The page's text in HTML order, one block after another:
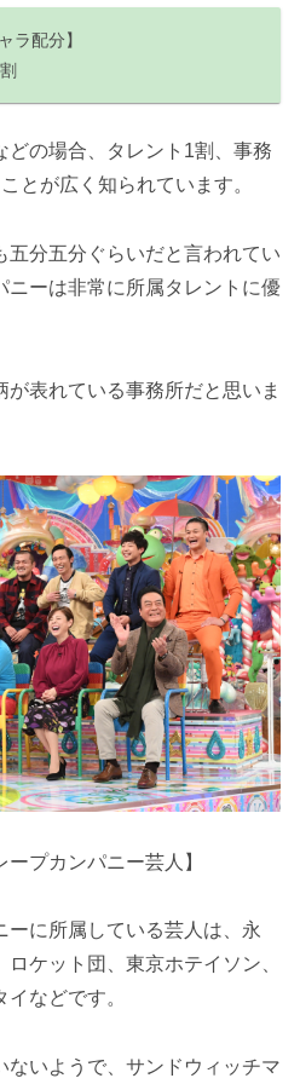
ラ配分】
どの場合、タレント1割、事務
とが広く知られています。
五分五分ぐらいだと言われてい
ニーは非常に所属タレントに優
表れている事務所だと思いま
ープカンパニー芸人】
ーに所属している芸人は、永
ケット団、東京ホテイソン、
などです。
ないようで、サンドウィッチマ